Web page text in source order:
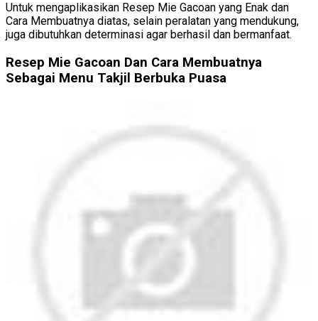
Untuk mengaplikasikan Resep Mie Gacoan yang Enak dan
Cara Membuatnya diatas, selain peralatan yang mendukung,
juga dibutuhkan determinasi agar berhasil dan bermanfaat.
Resep Mie Gacoan Dan Cara Membuatnya
Sebagai Menu Takjil Berbuka Puasa